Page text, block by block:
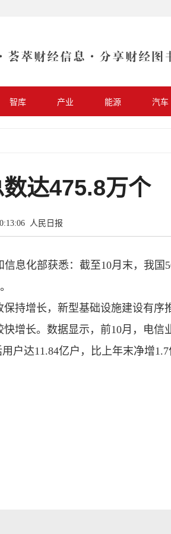
智库 产业 能源 汽车
达475.8万个
人民日报
息化部获悉：截至10月末，我国
持增长，新型基础设施建设有序
增长。数据显示，前10月，电信
户达11.84亿户，比上年末净增